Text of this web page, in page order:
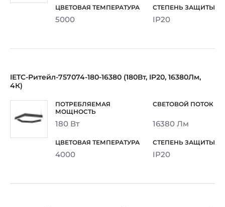
5000 IP20
IETC-Ритейл-757074-180-16380 (180Вт, IP20, 16380Лм,
4К)
180 Вт 16380 Лм
4000 IP20